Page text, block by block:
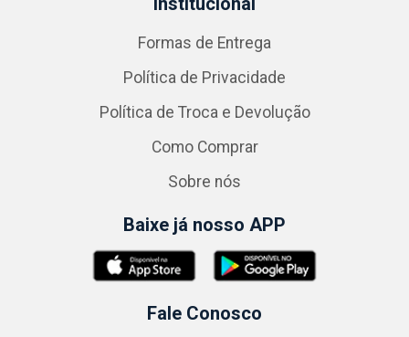
Formas de Entrega
Política de Privacidade
Política de Troca e Devolução
Como Comprar
Sobre nós
Baixe já nosso APP
Fale Conosco